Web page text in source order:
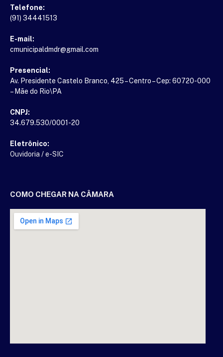
Telefone:
(91) 34441513
E-mail:
cmunicipaldmdr@gmail.com
Presencial:
Av. Presidente Castelo Branco, 425 – Centro – Cep: 60720-000
– Mãe do Rio\PA
CNPJ:
34.679.530/0001-20
Eletrônico:
Ouvidoria /e-SIC
COMO CHEGAR NA CÂMARA